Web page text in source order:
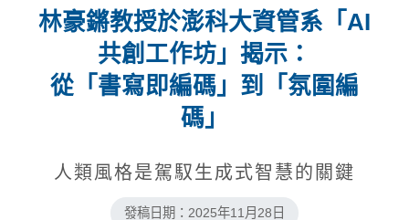
林豪鏘教授於澎科大資管系「AI
共創工作坊」揭示：
從「書寫即編碼」到「氛圍編
碼」
人類風格是駕馭生成式智慧的關鍵
發稿日期：2025年11月28日